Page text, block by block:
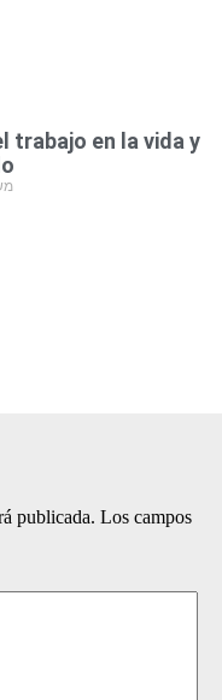
trabajo en la vida y
publicada. Los campos